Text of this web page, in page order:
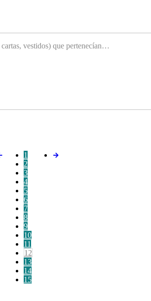
vestidos) que pertenecían…
1
2
3
4
5
6
7
8
9
10
11
12
13
14
15